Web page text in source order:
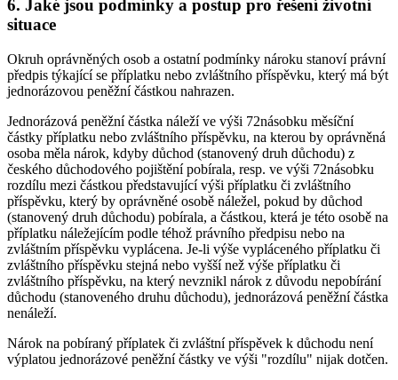
6. Jaké jsou podmínky a postup pro řešení životní
situace
Okruh oprávněných osob a ostatní podmínky nároku stanoví právní
předpis týkající se příplatku nebo zvláštního příspěvku, který má být
jednorázovou peněžní částkou nahrazen.
Jednorázová peněžní částka náleží ve výši 72násobku měsíční
částky příplatku nebo zvláštního příspěvku, na kterou by oprávněná
osoba měla nárok, kdyby důchod (stanovený druh důchodu) z
českého důchodového pojištění pobírala, resp. ve výši 72násobku
rozdílu mezi částkou představující výši příplatku či zvláštního
příspěvku, který by oprávněné osobě náležel, pokud by důchod
(stanovený druh důchodu) pobírala, a částkou, která je této osobě na
příplatku náležejícím podle téhož právního předpisu nebo na
zvláštním příspěvku vyplácena. Je-li výše vypláceného příplatku či
zvláštního příspěvku stejná nebo vyšší než výše příplatku či
zvláštního příspěvku, na který nevznikl nárok z důvodu nepobírání
důchodu (stanoveného druhu důchodu), jednorázová peněžní částka
nenáleží.
Nárok na pobíraný příplatek či zvláštní příspěvek k důchodu není
výplatou jednorázové peněžní částky ve výši "rozdílu" nijak dotčen.